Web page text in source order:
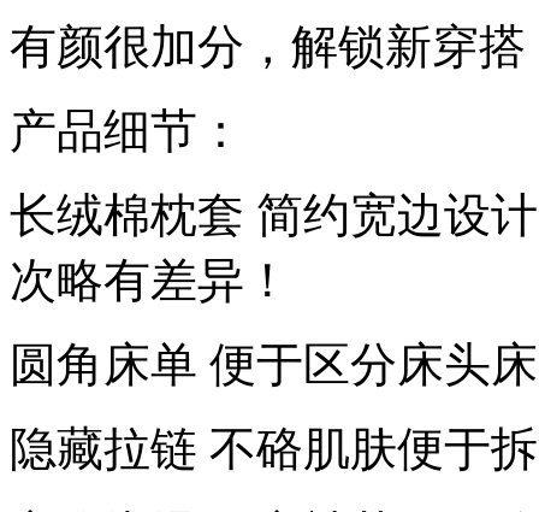
有颜很加分，解锁新穿搭
产品细节：
长绒棉枕套 简约宽边设
次略有差异！
圆角床单 便于区分床头
隐藏拉链 不硌肌肤便于